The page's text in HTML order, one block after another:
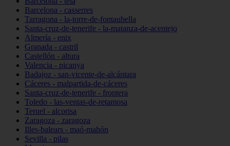
Barcelona - casserres
Tarragona - la-torre-de-fontaubella
Santa-cruz-de-tenerife - la-matanza-de-acentejo
Almería - enix
Granada - castril
Castellón - altura
Valencia - picanya
Badajoz - san-vicente-de-alcántara
Cáceres - malpartida-de-cáceres
Santa-cruz-de-tenerife - frontera
Toledo - las-ventas-de-retamosa
Teruel - alcorisa
Zaragoza - zaragoza
Illes-balears - maó-mahón
Sevilla - pilas